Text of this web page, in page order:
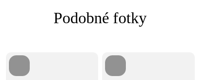
Podobné fotky